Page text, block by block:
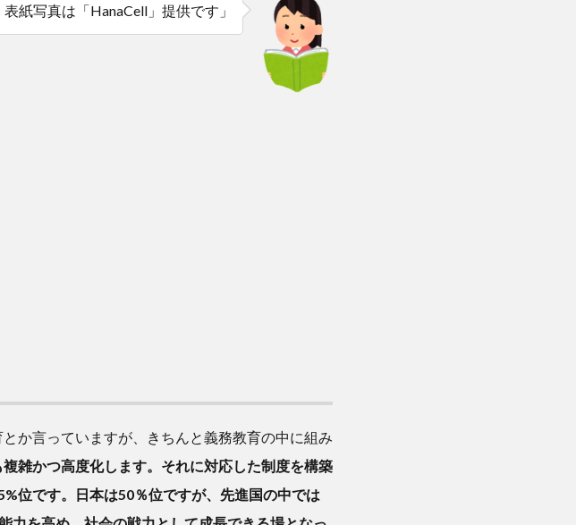
紙写真は「HanaCell」提供です」
か言っていますが、きちんと義務教育の中に組み
雑かつ高度化します。それに対応した制度を構築
位です。日本は50％位ですが、先進国の中では